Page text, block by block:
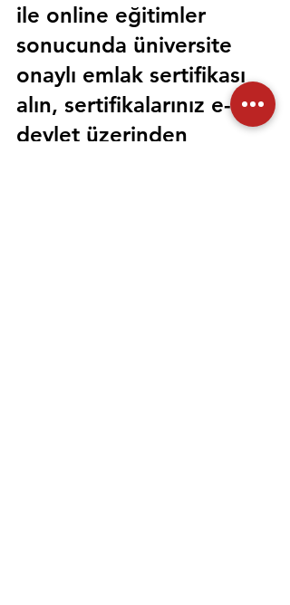
ile online eğitimler
sonucunda üniversite
onaylı emlak sertifikası
alın, sertifikalarınız e-
devlet üzerinden